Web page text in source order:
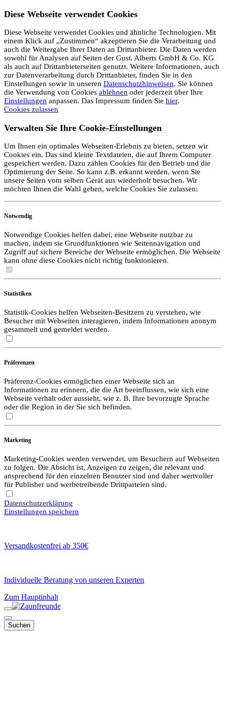
Diese Webseite verwendet Cookies
Diese Webseite verwendet Cookies und ähnliche Technologien. Mit
einem Klick auf „Zustimmen“ akzeptieren Sie die Verarbeitung und
auch die Weitergabe Ihrer Daten an Drittanbieter. Die Daten werden
sowohl für Analysen auf Seiten der Gust. Alberts GmbH & Co. KG
als auch auf Drittanbieterseiten genutzt. Weitere Informationen, auch
zur Datenverarbeitung durch Drittanbieter, finden Sie in den
Einstellungen sowie in unseren Datenschutzhinweisen. Sie können
die Verwendung von Cookies ablehnen oder jederzeit über Ihre
Einstellungen anpassen. Das Impressum finden Sie hier.
Cookies zulassen
Verwalten Sie Ihre Cookie-Einstellungen
Um Ihnen ein optimales Webseiten-Erlebnis zu bieten, setzen wir
Cookies ein. Das sind kleine Textdateien, die auf Ihrem Computer
gespeichert werden. Dazu zählen Cookies für den Betrieb und die
Optimierung der Seite. So kann z.B. erkannt werden, wenn Sie
unsere Seiten vom selben Gerät aus wiederholt besuchen. Wir
möchten Ihnen die Wahl geben, welche Cookies Sie zulassen:
Notwendig
Notwendige Cookies helfen dabei, eine Webseite nutzbar zu
machen, indem sie Grundfunktionen wie Seitennavigation und
Zugriff auf sichere Bereiche der Webseite ermöglichen. Die Webseite
kann ohne diese Cookies nicht richtig funktionieren.
Statistiken
Statistik-Cookies helfen Webseiten-Besitzern zu verstehen, wie
Besucher mit Webseiten interagieren, indem Informationen anonym
gesammelt und gemeldet werden.
Präferenzen
Präferenz-Cookies ermöglichen einer Webseite sich an
Informationen zu erinnern, die die Art beeinflussen, wie sich eine
Webseite verhält oder aussieht, wie z. B. Ihre bevorzugte Sprache
oder die Region in der Sie sich befinden.
Marketing
Marketing-Cookies werden verwendet, um Besuchern auf Webseiten
zu folgen. Die Absicht ist, Anzeigen zu zeigen, die relevant und
ansprechend für den einzelnen Benutzer sind und daher wertvoller
für Publisher und werbetreibende Drittparteien sind.
Datenschutzerklärung
Einstellungen speichern
Versandkostenfrei ab 350€
Individuelle Beratung von unseren Experten
Zum Hauptinhalt
Suchen